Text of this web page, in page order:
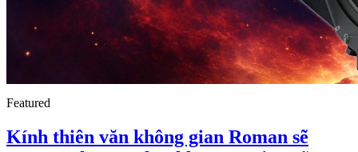
Featured
Kính thiên văn không gian Roman sẽ